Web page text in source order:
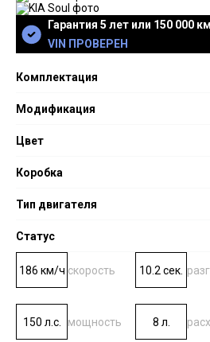
Гарантия 5 лет или 150 000
VIN ПРОВЕРЕН
Комплектация
Модификация
Цвет
Коробка
Тип двигателя
Статус
186 км/ч скорость 10.2 сек.
150 л.с. мощность 8 л.